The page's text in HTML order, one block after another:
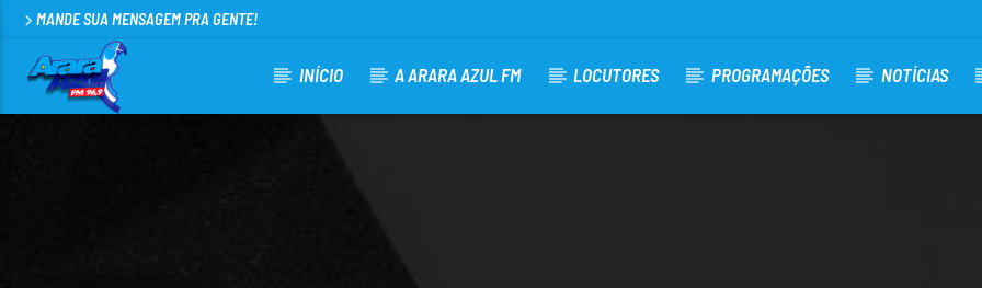
MANDE SUA MENSAGEM PRA GENTE!
INÍCIO A ARARA AZUL FM LOCUTORES PROGRAMAÇÕES NOTÍCIAS